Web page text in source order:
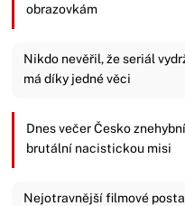
obrazovkám
Nikdo nevěřil, že seriál
má díky jedné věci
Dnes večer Česko
brutální nacistickou misi
Nejotravnější filmové